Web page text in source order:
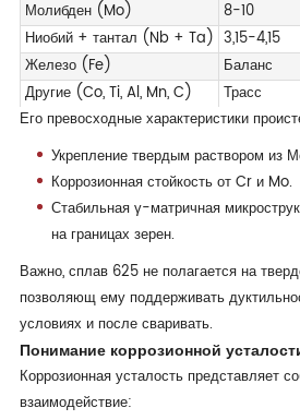
Молибден (Mo)
8-10
Ниобий + тантал (Nb + Ta) 3,15-4,15
Железо (Fe)
Баланс
Другие (Co, Ti, Al, Mn, C)
Трасс
Его превосходные характеристики
Укрепление твердым раствором из
Коррозионная стойкость от Cr и Mo.
Стабильная γ-матричная
на границах зерен.
Важно, сплав 625 не полагается на
позволяющ ему поддерживать
условиях и после сваривать.
Понимание коррозионной
Коррозионная усталость представляет
взаимодействие: